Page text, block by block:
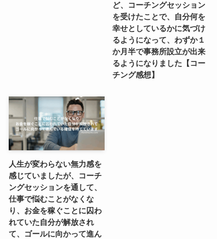
ど、コーチングセッション
を受けたことで、自分何を
幸せとしているかに気づけ
るようになって、わずか１
か月半で事務所設立が出来
るようになりました【コー
チング感想】
人生が変わらない無力感を
感じていましたが、コーチ
ングセッションを通して、
仕事で悩むことがなくな
り、お金を稼ぐことに囚わ
れていた自分が解放され
て、ゴールに向かって進ん